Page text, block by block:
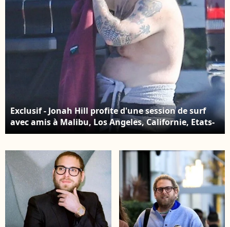
Exclusif - Jonah Hill profite d'une session de surf
avec amis à Malibu, Los Angeles, Californie, Etats-
Unis, le 25 février 2021.